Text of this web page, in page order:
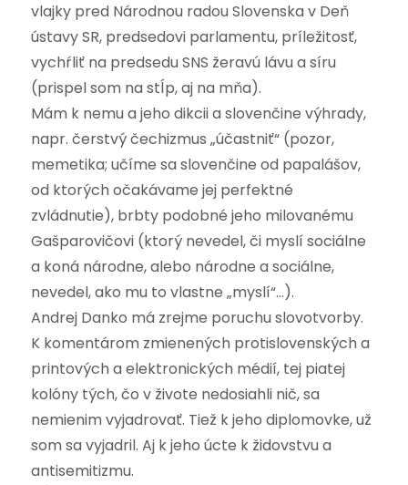
vlajky pred Národnou radou Slovenska v Deň
ústavy SR, predsedovi parlamentu, príležitosť,
vychŕliť na predsedu SNS žeravú lávu a síru
(prispel som na stĺp, aj na mňa).
Mám k nemu a jeho dikcii a slovenčine výhrady,
napr. čerstvý čechizmus „účastniť“ (pozor,
memetika; učíme sa slovenčine od papalášov,
od ktorých očakávame jej perfektné
zvládnutie), brbty podobné jeho milovanému
Gašparovičovi (ktorý nevedel, či myslí sociálne
a koná národne, alebo národne a sociálne,
nevedel, ako mu to vlastne „myslí“…).
Andrej Danko má zrejme poruchu slovotvorby.
K komentárom zmienených protislovenských a
printových a elektronických médií, tej piatej
kolóny tých, čo v živote nedosiahli nič, sa
nemienim vyjadrovať. Tiež k jeho diplomovke, už
som sa vyjadril. Aj k jeho úcte k židovstvu a
antisemitizmu.